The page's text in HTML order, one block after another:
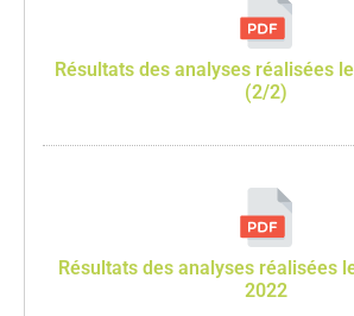
Résultats des analyses réalisées
(2/2)
Résultats des analyses réalisées
2022